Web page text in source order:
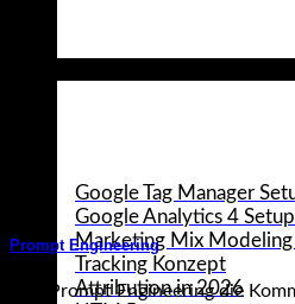
Google Tag Manager
Google Analytics 4 Setup
Marketing Mix
Tracking Konzept
Attribution in 2026
Prompt Engineering
Wie Prompt Engineering die